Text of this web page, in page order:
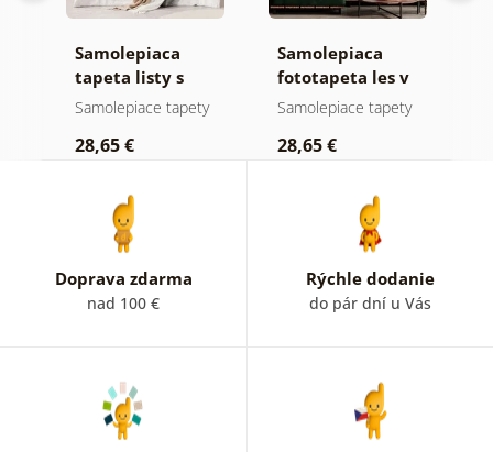
Samolepiaca
tapeta listy s
pastelovým
Samolepiace tapety
28,65 €
Samolepiaca
fototapeta les v
hmle
Samolepiace tapety
28,65 €
Doprava zdarma
nad 100 €
Rýchle dodanie
do pár dní u Vás